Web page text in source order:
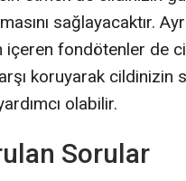
sağlayacaktır.
içeren fondötenler de
koruyarak cildinizin
olabilir.
Sorular